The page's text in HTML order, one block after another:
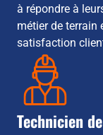
à répondre à
métier de
satisfaction
Technicien